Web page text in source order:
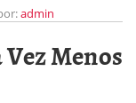
admin
Menos